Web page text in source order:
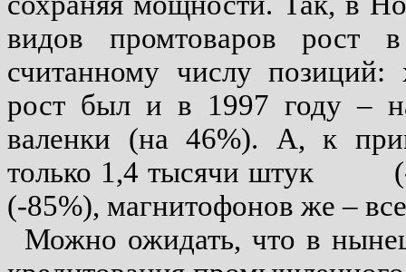
видов промтоваров рост
считанному числу
рост был и в 1997 году –
валенки (на 46%). А, к
только 1,4 тысячи штук
(-85%), магнитофонов же –
Можно ожидать, что в